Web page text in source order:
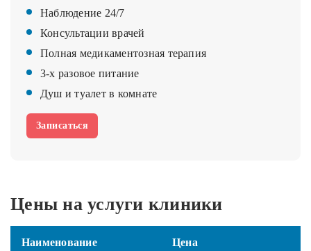
Наблюдение 24/7
Консультации врачей
Полная медикаментозная терапия
3-х разовое питание
Душ и туалет в комнате
Записаться
Цены на услуги клиники
Наименование Цена